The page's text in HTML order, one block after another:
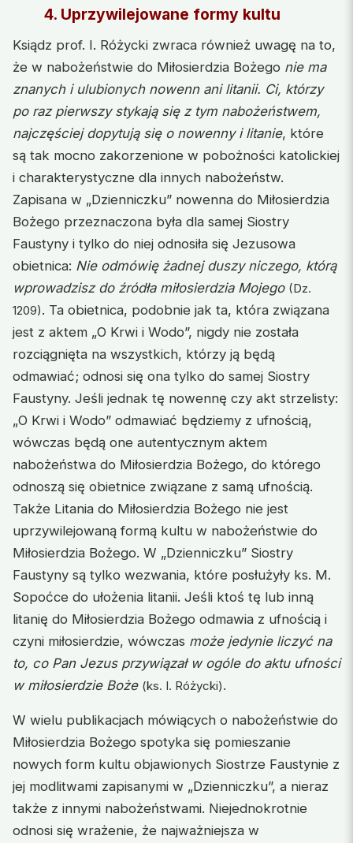
4. Uprzywilejowane formy kultu
Ksiądz prof. I. Różycki zwraca również uwagę na to,
że w nabożeństwie do Miłosierdzia Bożego nie ma
znanych i ulubionych nowenn ani litanii. Ci, którzy
po raz pierwszy stykają się z tym nabożeństwem,
najczęściej dopytują się o nowenny i litanie, które
są tak mocno zakorzenione w pobożności katolickiej
i charakterystyczne dla innych nabożeństw.
Zapisana w „Dzienniczku” nowenna do Miłosierdzia
Bożego przeznaczona była dla samej Siostry
Faustyny i tylko do niej odnosiła się Jezusowa
obietnica: Nie odmówię żadnej duszy niczego, którą
wprowadzisz do źródła miłosierdzia Mojego (Dz.
1209). Ta obietnica, podobnie jak ta, która związana
jest z aktem „O Krwi i Wodo”, nigdy nie została
rozciągnięta na wszystkich, którzy ją będą
odmawiać; odnosi się ona tylko do samej Siostry
Faustyny. Jeśli jednak tę nowennę czy akt strzelisty:
„O Krwi i Wodo” odmawiać będziemy z ufnością,
wówczas będą one autentycznym aktem
nabożeństwa do Miłosierdzia Bożego, do którego
odnoszą się obietnice związane z samą ufnością.
Także Litania do Miłosierdzia Bożego nie jest
uprzywilejowaną formą kultu w nabożeństwie do
Miłosierdzia Bożego. W „Dzienniczku” Siostry
Faustyny są tylko wezwania, które posłużyły ks. M.
Sopoćce do ułożenia litanii. Jeśli ktoś tę lub inną
litanię do Miłosierdzia Bożego odmawia z ufnością i
czyni miłosierdzie, wówczas może jedynie liczyć na
to, co Pan Jezus przywiązał w ogóle do aktu ufności
w miłosierdzie Boże (ks. I. Różycki).
W wielu publikacjach mówiących o nabożeństwie do
Miłosierdzia Bożego spotyka się pomieszanie
nowych form kultu objawionych Siostrze Faustynie z
jej modlitwami zapisanymi w „Dzienniczku”, a nieraz
także z innymi nabożeństwami. Niejednokrotnie
odnosi się wrażenie, że najważniejsza w